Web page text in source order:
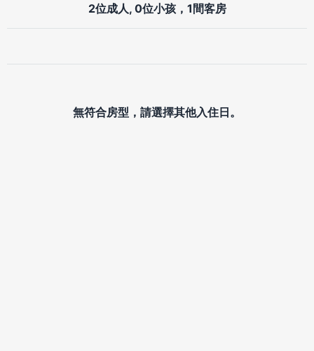
2位成人, 0位小孩，1間客房
無符合房型，請選擇其他入住日。